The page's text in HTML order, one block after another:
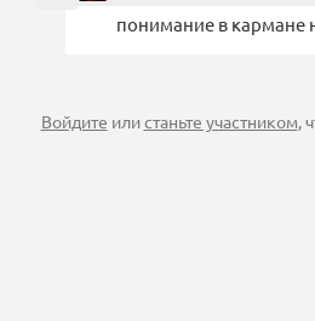
понимание в кармане
Войдите илистаньте участником,